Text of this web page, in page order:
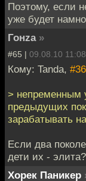
Поэтому, если
уже будет
Гонzа »
#65 | 09.08.10 11:08
Кому: Tanda, #36
> непременным
предыдущих
зарабатывать
Если два
дети их - элита?
Хорек Паникер